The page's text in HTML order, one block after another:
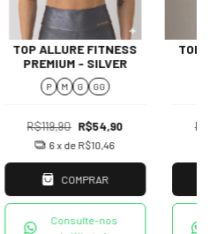
TOP ALLURE FITNESS
PREMIUM - SILVER
P M G GG
R$119,90 R$54,90
6 x de R$10,46
COMPRAR
Consulte-nos
TOP